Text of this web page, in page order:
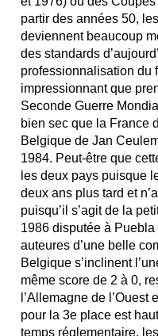
partir des années 50,
deviennent beaucoup
des standards
professionnalisation du
impressionnant que
Seconde Guerre
bien sec que la France
Belgique de Jan
1984. Peut-être que
les deux pays puisque
deux ans plus tard et
puisqu’il s’agit de la
1986 disputée à
auteures d’une belle
Belgique s’inclinent
même score de 2 à 0,
l’Allemagne de l’Ouest
pour la 3e place est
temps réglementaire,